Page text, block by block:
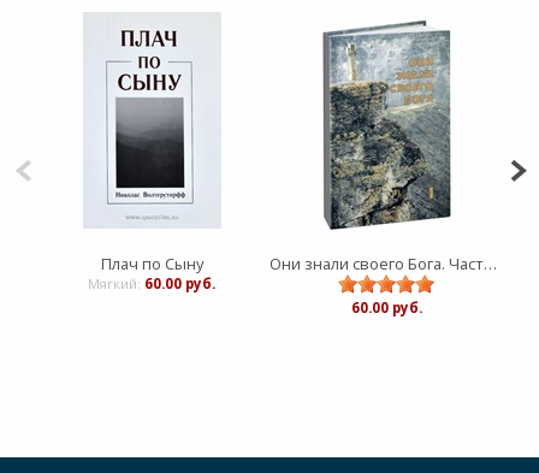
Плач по Сыну
Мягкий: 60.00 руб.
Они знали своего Бога. Часть 1
60.00 руб.